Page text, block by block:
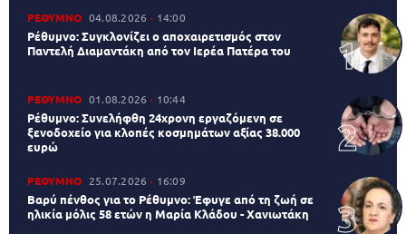
ΡΕΘΥΜΝΟ 04.08.2026 14:00
Ρέθυμνο: Συγκλονίζει ο αποχαιρετισμός στον
Παντελή Διαμαντάκη από τον Ιερέα Πατέρα του
ΡΕΘΥΜΝΟ 01.08.2026 10:44
Ρέθυμνο: Συνελήφθη 24χρονη εργαζόμενη σε
ξενοδοχείο για κλοπές κοσμημάτων αξίας 38.000
ευρώ
ΡΕΘΥΜΝΟ 25.07.2026 16:09
Βαρύ πένθος για το Ρέθυμνο: Έφυγε από τη ζωή σε
ηλικία μόλις 58 ετών η Μαρία Κλάδου - Χανιωτάκη